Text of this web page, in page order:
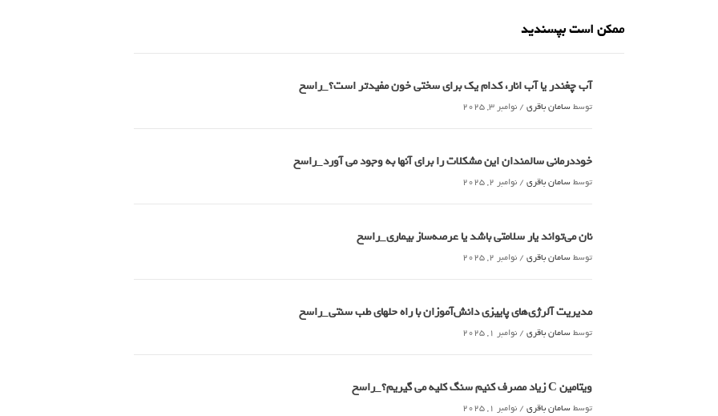
ممکن است بپسندید
آب چغندر یا آب انار، کدام‌ یک برای سختی خون مفیدتر است؟_راسخ
توسطسامان باقری / نوامبر 3, 2025
خوددرمانی سالمندان این مشکلات را برای آنها به وجود می آورد_راسخ
توسطسامان باقری / نوامبر 2, 2025
نان می‌تواند یار سلامتی باشد یا عرصه‌ساز بیماری_راسخ
توسطسامان باقری / نوامبر 2, 2025
مدیریت آلرژی‌های پاییزی دانش‌آموزان با راه حلهای طب سنتی_راسخ
توسطسامان باقری / نوامبر 1, 2025
ویتامین C زیاد مصرف کنیم سنگ کلیه می گیریم؟_راسخ
توسطسامان باقری / نوامبر 1, 2025